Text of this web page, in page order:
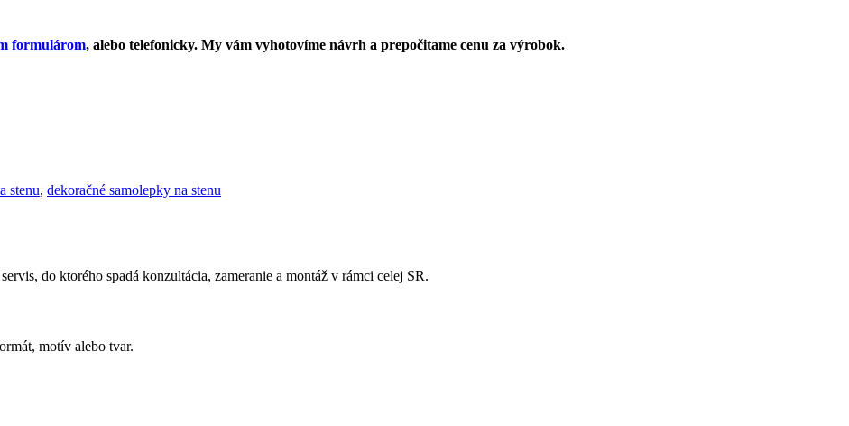
formulárom, alebo telefonicky. My vám vyhotovíme návrh a prepočitame cenu za výrobok.
stenu, dekoračné samolepky na stenu
do ktorého spadá konzultácia, zameranie a montáž v rámci celej SR.
motív alebo tvar.